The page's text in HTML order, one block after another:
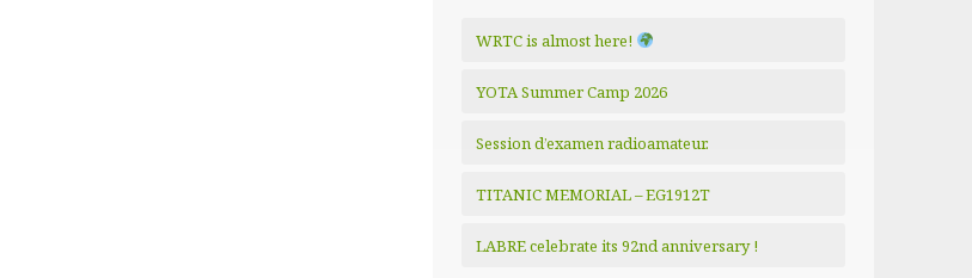
WRTC is almost here!
YOTA Summer Camp 2026
Session d’examen radioamateur.
TITANIC MEMORIAL – EG1912T
LABRE celebrate its 92nd anniversary !